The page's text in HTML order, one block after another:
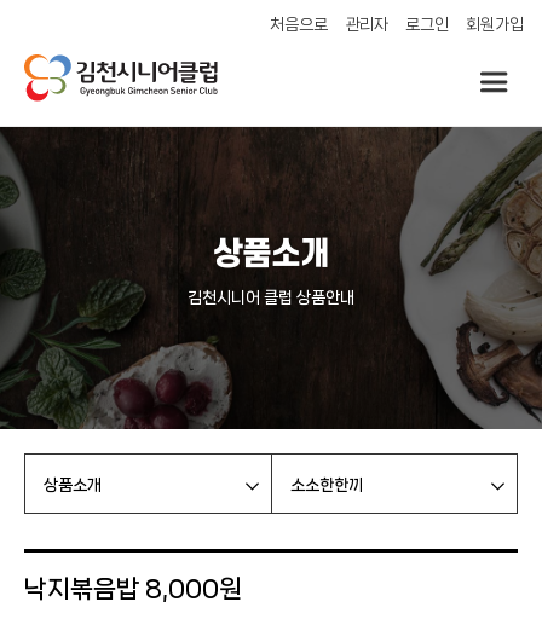
처음으로 관리자 로그인 회원가입
상품소개
김천시니어 클럽 상품안내
상품소개 소소한한끼
낙지볶음밥 8,000원